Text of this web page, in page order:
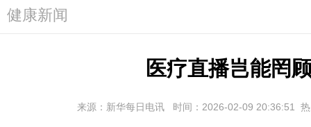
健康新闻
医疗直播岂能罔
来源：新华每日电讯 时间：2026-02-09 20:36:51